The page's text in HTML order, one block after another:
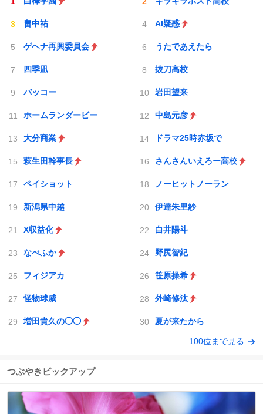
畠中祐 AI疑惑
ゲヘナ再興委員会 うたであえたら
四季凪 抜刀高校
バッコー 岩田望来
ホームランダービー 中島元彦
大分商業 ドラマ25時赤坂で
萩生田幹事長 さんさんいえろー高校
ペイショット ノーヒットノーラン
新潟県中越 伊達朱里紗
X収益化 白井陽斗
なべふか 野尻智紀
フィジアカ 笹原操希
怪物球威 外崎修汰
増田貴久の◯◯ 夏が来たから
100位まで見る
つぶやきピックアップ